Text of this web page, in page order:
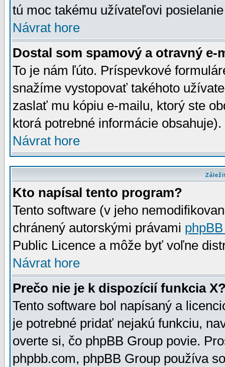
tú moc takému užívateľovi
Návrat hore
Dostal som spamový a otravný e-
To je nám ľúto. Príspevkové
snažíme vystopovať takéhoto
zaslať mu kópiu e-mailu, ktorý ste
ktorá potrebné informácie
Návrat hore
Kto napísal tento program?
Tento software (v jeho
chránený autorskými právami
Public Licence a môže byť voľne
Návrat hore
Prečo nie je k dispozícií funkcia
Tento software bol napísaný a
je potrebné pridať nejakú funkciu,
overte si, čo phpBB Group povie.
phpbb.com, phpBB Group používa